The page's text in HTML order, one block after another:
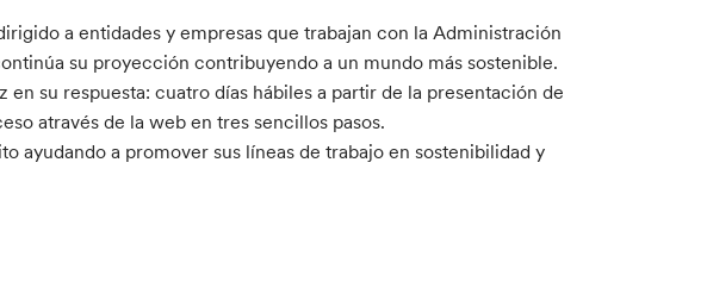
a entidades y empresas que trabajan con la Administración
su proyección contribuyendo a un mundo más sostenible.
su respuesta: cuatro días hábiles a partir de la presentación de
através de la web en tres sencillos pasos.
ayudando a promover sus líneas de trabajo en sostenibilidad y